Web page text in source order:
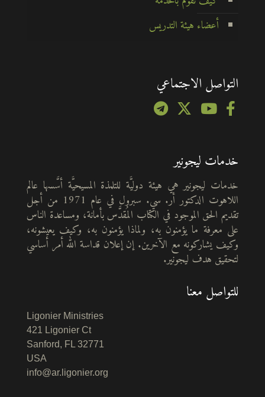
أعضاء هيئة التدريس
التواصل الاجتماعي
خدمات ليجونير
خدمات ليجونير هي هيئة دوليَّة للتلمذة المسيحيَّة أسَّسها عالم
اللاهوت الدكتور أر. سي. سبرول في عام 1971 من أجل
تقديم الحق الموجود في الكتاب المُقدَّس بأمانة، ومساعدة الناس
على معرفة ما يؤمنون به، ولماذا يؤمنون به، وكيف يعيشونه،
وكيف يشاركونه مع الآخرين. إن إعلان قداسة الله أمر أساسي
لتحقيق هدف ليجونير.
للتواصل معنا
Ligonier Ministries
421 Ligonier Ct
Sanford, FL 32771
USA
info@ar.ligonier.org